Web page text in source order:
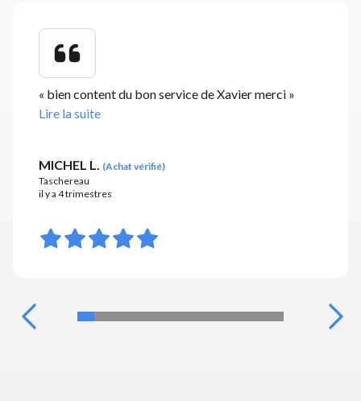
« bien content du bon service de Xavier merci »
Lire la suite
MICHEL L. (Achat vérifié)
Taschereau
il y a 4 trimestres